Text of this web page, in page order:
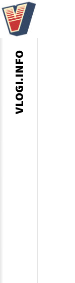
VLOGI.INFO